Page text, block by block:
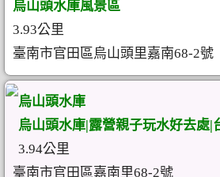
烏山頭水庫風景區
3.93公里
臺南市官田區烏山頭里嘉南68-2號
烏山頭水庫
烏山頭水庫|露營親子玩水好去處|
3.94公里
臺南市官田區嘉南里68-2號